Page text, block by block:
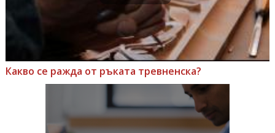
Какво се ражда от ръката тревненска?